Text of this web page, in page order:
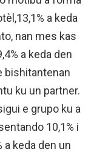
a keda
nan mes kas
a keda den
bishitantenan
ku un partner.
e grupo ku a
10,1% i
a keda den un